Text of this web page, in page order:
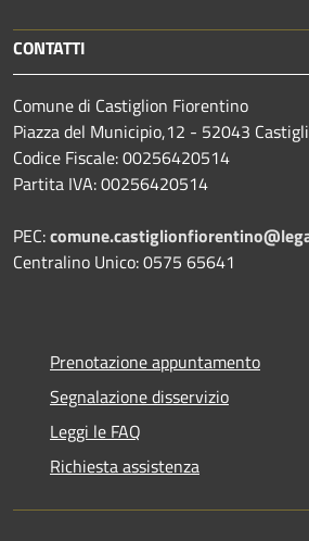
CONTATTI
Comune di Castiglion Fiorentino
Piazza del Municipio,12 - 52043
Codice Fiscale: 00256420514
Partita IVA: 00256420514
PEC:
Centralino Unico: 0575 65641
Prenotazione appuntamento
Segnalazione disservizio
Leggi le FAQ
Richiesta assistenza